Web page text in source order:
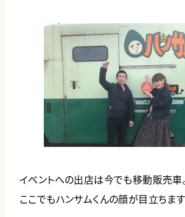
イベントへの出店は今でも移動販売車
ここでもハンサムくんの顔が目立ちます